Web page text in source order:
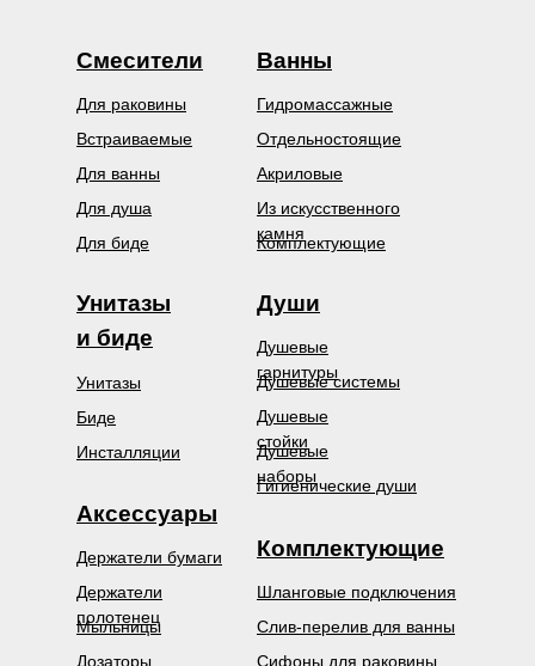
Смесители
Души
Душевые
гарнитуры
Душевые системы
Гигиенические души
Аксессуары
Держатели бумаги
Держатели
полотенец
Мыльницы
Встраиваемые
Для биде
Для ванны
Для душа
Для раковины
Ванны
Из искусственного
камня
Комплектующие
Шланговые подключения
Слив-перелив для ванны
Сифоны для раковины
Душевые
стойки
Душевые
наборы
Дозаторы
Гидромассажные
Акриловые
Отдельностоящие
Комплектующие
Инсталляции
Биде
Унитазы
Унитазы
и биде